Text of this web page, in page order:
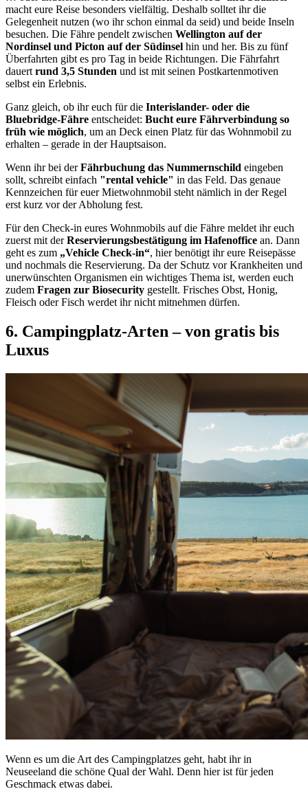
macht eure Reise besonders vielfältig. Deshalb solltet ihr die
Gelegenheit nutzen (wo ihr schon einmal da seid) und beide Inseln
besuchen. Die Fähre pendelt zwischen Wellington auf der
Nordinsel und Picton auf der Südinsel hin und her. Bis zu fünf
Überfahrten gibt es pro Tag in beide Richtungen. Die Fährfahrt
dauert rund 3,5 Stunden und ist mit seinen Postkartenmotiven
selbst ein Erlebnis.
Ganz gleich, ob ihr euch für die Interislander- oder die
Bluebridge-Fähre entscheidet: Bucht eure Fährverbindung so
früh wie möglich, um an Deck einen Platz für das Wohnmobil zu
erhalten – gerade in der Hauptsaison.
Wenn ihr bei derFährbuchung das Nummernschild eingeben
sollt, schreibt einfach "rental vehicle" in das Feld. Das genaue
Kennzeichen für euer Mietwohnmobil steht nämlich in der Regel
erst kurz vor der Abholung fest.
Für den Check-in eures Wohnmobils auf die Fähre meldet ihr euch
zuerst mit derReservierungsbestätigung im Hafenoffice an. Dann
geht es zum „Vehicle Check-in“, hier benötigt ihr eure Reisepässe
und nochmals die Reservierung. Da der Schutz vor Krankheiten und
unerwünschten Organismen ein wichtiges Thema ist, werden euch
zudem Fragen zur Biosecurity gestellt. Frisches Obst, Honig,
Fleisch oder Fisch werdet ihr nicht mitnehmen dürfen.
6. Campingplatz-Arten – von gratis bis
Luxus
Wenn es um die Art des Campingplatzes geht, habt ihr in
Neuseeland die schöne Qual der Wahl. Denn hier ist für jeden
Geschmack etwas dabei.